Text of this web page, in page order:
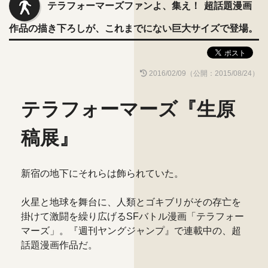
テラフォーマーズファンよ、集え！ 超話題漫画
作品の描き下ろしが、これまでにない巨大サイズで登場。
2016/02/09（公開：2015/08/24）
テラフォーマーズ『生原
稿展』
新宿の地下にそれらは飾られていた。
火星と地球を舞台に、人類とゴキブリがその存亡を
掛けて激闘を繰り広げるSFバトル漫画「テラフォー
マーズ」。『週刊ヤングジャンプ』で連載中の、超
話題漫画作品だ。